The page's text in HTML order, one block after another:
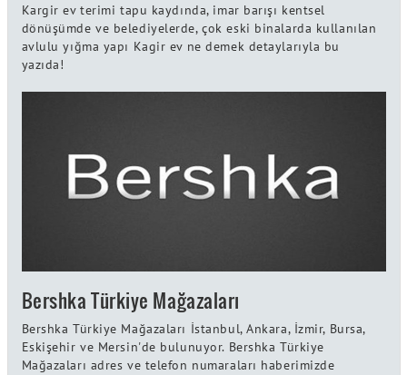
Kargir ev terimi tapu kaydında, imar barışı kentsel
dönüşümde ve belediyelerde, çok eski binalarda kullanılan
avlulu yığma yapı Kagir ev ne demek detaylarıyla bu
yazıda!
Bershka Türkiye Mağazaları
Bershka Türkiye Mağazaları İstanbul, Ankara, İzmir, Bursa,
Eskişehir ve Mersin'de bulunuyor. Bershka Türkiye
Mağazaları adres ve telefon numaraları haberimizde